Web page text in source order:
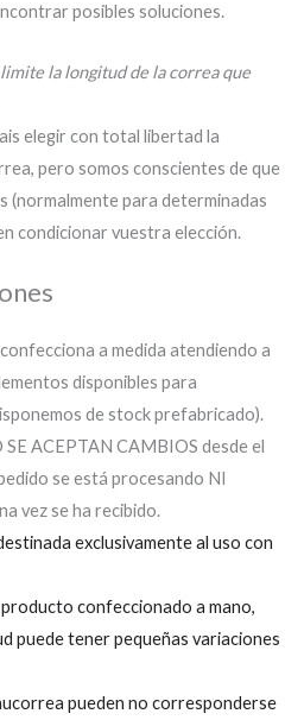
posibles soluciones.
la longitud de la correa que
elegir con total libertad la
pero somos conscientes de que
(normalmente para determinadas
condicionar vuestra elección.
a medida atendiendo a
disponibles para
de stock prefabricado).
ACEPTAN CAMBIOS desde el
se está procesando NI
vez se ha recibido.
exclusivamente al uso con
confeccionado a mano,
puede tener pequeñas variaciones
pueden no corresponderse